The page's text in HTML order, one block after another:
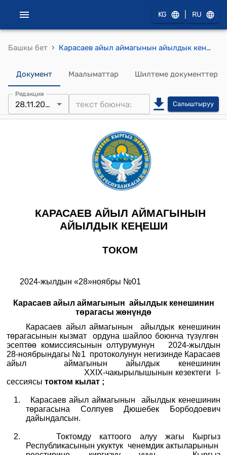
KG RU
Башкы бет › Карасаев айыл аймагынын айылдык кенешинин 2024-жылдын 28-ноябрындагы № 1 "Карасаев айыл аймагынын айылдык кенешинин төрагасы жөнүндө" токтому
Документ Маалыматтар Шилтеме документтер
Редакция
28.11.2024 Салыштыруу